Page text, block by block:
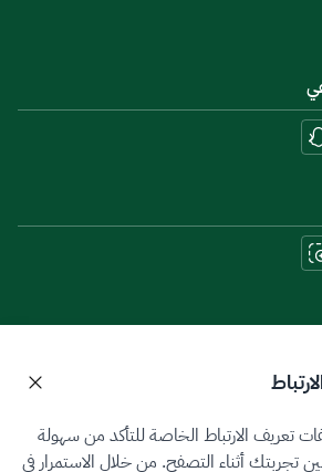
خريطة الموقع
تعريف الارتباط الخاصة للتأكد من سهولة
أثناء التصفح. من خلال الاستمرار في